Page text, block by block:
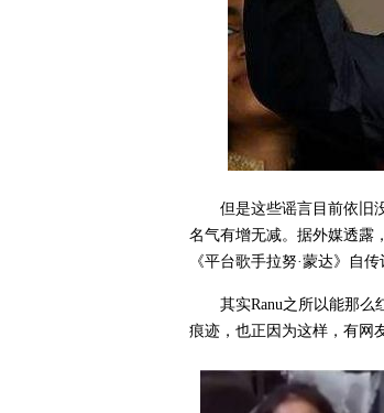
但是这些谣言目前依旧
名气有增无减。据外媒透露
《平台歌手拉努·蒙达》自
其实Ranu之所以能那
痕迹，也正因为这样，有网